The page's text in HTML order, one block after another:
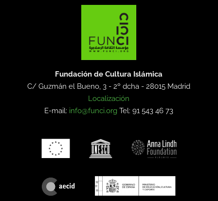
Fundación de Cultura Islámica
C/ Guzmán el Bueno, 3 - 2º dcha -28015 Madrid
Localización
E-mail: info@funci.org Tel: 91 543 46 73